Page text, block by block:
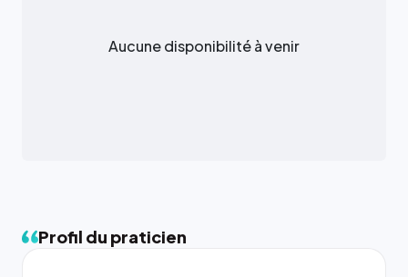
Aucune disponibilité à venir
Profil du praticien